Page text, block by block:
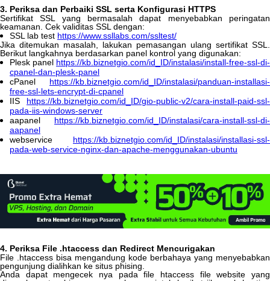
3. Periksa dan Perbaiki SSL serta Konfigurasi HTTPS
Sertifikat
SSL yang bermasalah dapat menyebabkan
peringatan
keamanan Cek validitas SSL dengan:
SSL lab test https://www.ssllabs com/ssltest/
Jika ditemukan masalah lakukan pemasangan ulang sertifikat SSL
Berikut langkahnya berdasarkan panel kontrol yang digunakan:
Plesk panel https://kb biznetgio com/id_ID/instalasi/install-free-ssl-di-
cpanel-dan-plesk-panel
cPanel
https://kb biznetgio com/id_ID/instalasi/panduan-installasi-
free-ssl-lets-encrypt-di-cpanel
IIS
https://kb biznetgio com/id_ID/gio-public-v2/cara-install-paid-ssl-
pada-iis-windows-server
aapanel
https://kb biznetgio com/id_ID/instalasi/cara-install-ssl-di-
aapanel
webservice
https://kb biznetgio com/id_ID/instalasi/installasi-ssl-
pada-web-service-nginx-dan-apache-menggunakan-ubuntu
4. Periksa File .htaccess dan Redirect Mencurigakan
File
htaccess bisa mengandung kode berbahaya yang menyebabkan
pengunjung dialihkan ke situs phising
Anda
dapat mengecek nya pada file htaccess file website
yang